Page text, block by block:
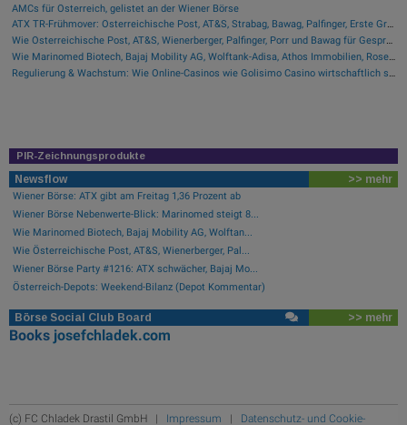
AMCs für Österreich, gelistet an der Wiener Börse
ATX TR-Frühmover: Österreichische Post, AT&S, Strabag, Bawag, Palfinger, Erste Group, voestalpine, CA Immo, Uniqa und DO&CO
Wie Österreichische Post, AT&S, Wienerberger, Palfinger, Porr und Bawag für Gesprächsstoff im ATX sorgten
Wie Marinomed Biotech, Bajaj Mobility AG, Wolftank-Adisa, Athos Immobilien, Rosenbauer und Telekom Austria für Gesprächsstoff in Österreich sorgten
Regulierung & Wachstum: Wie Online-Casinos wie Golisimo Casino wirtschaftlich skalieren
PIR-Zeichnungsprodukte
Newsflow >> mehr
Wiener Börse: ATX gibt am Freitag 1,36 Prozent ab
Wiener Börse Nebenwerte-Blick: Marinomed steigt 8...
Wie Marinomed Biotech, Bajaj Mobility AG, Wolftan...
Wie Österreichische Post, AT&S, Wienerberger, Pal...
Wiener Börse Party #1216: ATX schwächer, Bajaj Mo...
Österreich-Depots: Weekend-Bilanz (Depot Kommentar)
Börse Social Club Board >> mehr
Books josefchladek.com
(c) FC Chladek Drastil GmbH | Impressum | Datenschutz- und Cookie-